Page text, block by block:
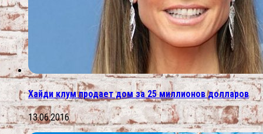
Хайди клум продает дом за 25 миллионов долларов
13.06.2016